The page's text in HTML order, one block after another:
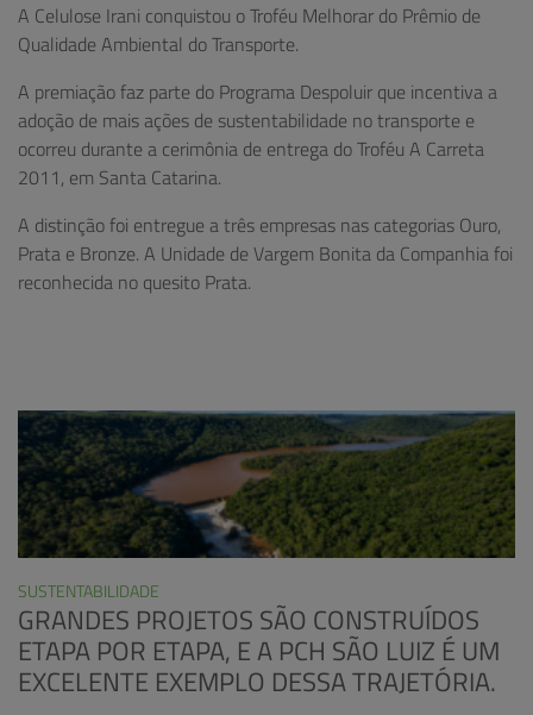
A Celulose Irani conquistou o Troféu Melhorar do Prêmio de
Qualidade Ambiental do Transporte.
A premiação faz parte do Programa Despoluir que incentiva a
adoção de mais ações de sustentabilidade no transporte e
ocorreu durante a cerimônia de entrega do Troféu A Carreta
2011, em Santa Catarina.
A distinção foi entregue a três empresas nas categorias Ouro,
Prata e Bronze. A Unidade de Vargem Bonita da Companhia foi
reconhecida no quesito Prata.
SUSTENTABILIDADE
GRANDES PROJETOS SÃO CONSTRUÍDOS
ETAPA POR ETAPA, E A PCH SÃO LUIZ É UM
EXCELENTE EXEMPLO DESSA TRAJETÓRIA.